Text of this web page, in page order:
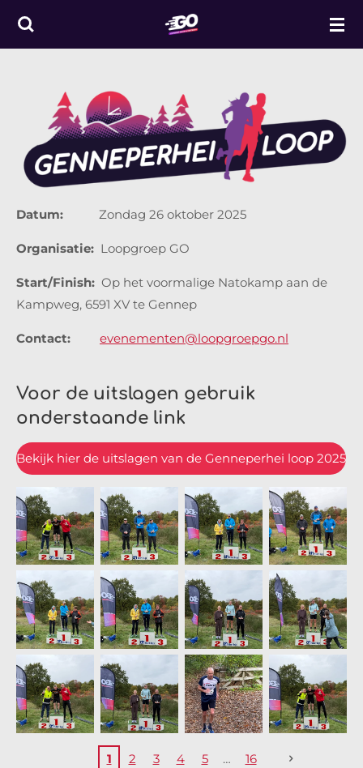
Ga
hoofdinhoud
Datum: Zondag 26 oktober 2025
Organisatie: Loopgroep GO
Start/Finish: Op het voormalige Natokamp aan de
Kampweg, 6591 XV te Gennep
Contact: evenementen@loopgroepgo.nl
Voor de uitslagen gebruik
onderstaande link
Bekijk hier de uitslagen van de Genneperhei loop 2025
1 2 3 4 5 16